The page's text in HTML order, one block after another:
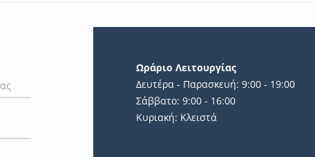
Ωράριο Λειτουργίας
Δευτέρα - Παρασκευή: 9:00 - 19:00
Σάββατο: 9:00 - 16:00
Κυριακή: Κλειστά